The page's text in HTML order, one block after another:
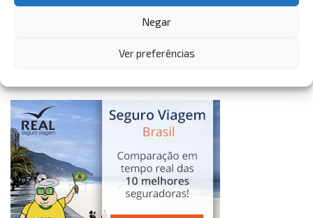
Negar
Ver preferências